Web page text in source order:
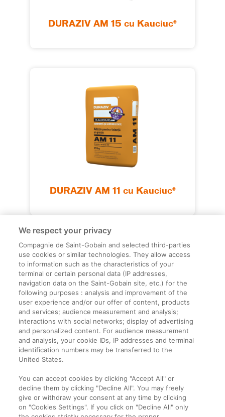
DURAZIV AM 15 cu Kauciuc®
DURAZIV AM 11 cu Kauciuc®
Informații legale
Termeni și condiții
Companie
Despre noi
Contact
We respect your privacy
Compagnie de Saint-Gobain and selected third-parties
use cookies or similar technologies. They allow access
to information such as the characteristics of your
terminal or certain personal data (IP addresses,
navigation data on the Saint-Gobain site, etc.) for the
following purposes : analysis and improvement of the
user experience and/or our offer of content, products
and services; audience measurement and analysis;
interactions with social networks; display of advertising
and personalized content. For audience measurement
and analysis, your cookie IDs, IP addresses and terminal
identification numbers may be transferred to the
United States.
You can accept cookies by clicking "Accept All" or
decline them by clicking "Decline All". You may freely
give or withdraw your consent at any time by clicking
on "Cookies Settings". If you click on "Decline All" only